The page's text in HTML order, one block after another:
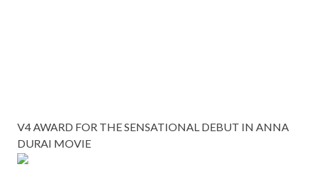
V4 AWARD FOR THE SENSATIONAL DEBUT IN ANNA
DURAI MOVIE